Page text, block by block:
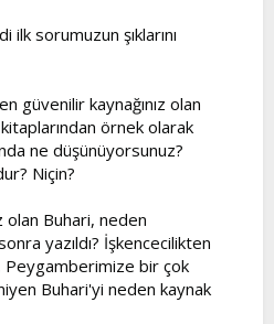
sorumuzun şıklarını
güvenilir kaynağınız olan
örnek olarak
ne düşünüyorsunuz?
Niçin?
olan Buhari, neden
yazıldı? İşkencecilikten
Peygamberimize bir çok
Buhari'yi neden kaynak